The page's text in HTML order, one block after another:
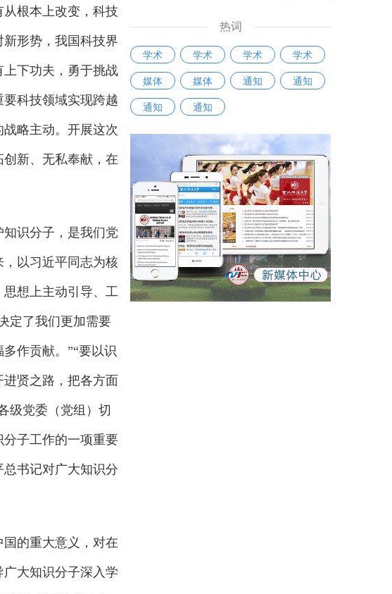
根本上改变，科技
形势，我国科技界
下功夫，勇于挑战
科技领域实现跨越
略主动。开展这次
新、无私奉献，在
识分子，是我们党
以习近平同志为核
想上主动引导、工
定了我们更加需要
作贡献。”“要以识
贤之路，把各方面
级党委（党组）切
子工作的一项重要
书记对广大知识分
的重大意义，对在
大知识分子深入学
热词
学术 学术 学术
学术
媒体
媒体 通知
通知
通知
通知